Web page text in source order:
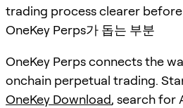
trading process clearer before
OneKey Perps가 돕는 부분
OneKey Perps connects the
onchain perpetual trading.
OneKey Download, search for